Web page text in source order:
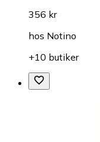
356 kr
hos Notino
+10 butiker